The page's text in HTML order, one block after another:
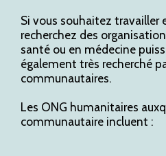
Si vous souhaitez
recherchez des
santé ou en médecine
également très recherché
communautaires.
Les ONG humanitaires
communautaire incluent :